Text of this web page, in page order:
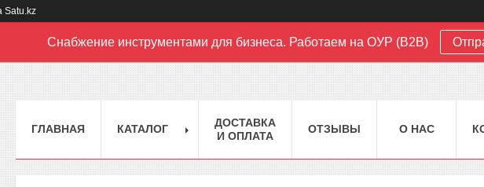
Satu.kz
Снабжение инструментами для бизнеса. Работаем на ОУР (B2B)
ГЛАВНАЯ КАТАЛОГ
ДОСТАВКА
И ОПЛАТА
ОТЗЫВЫ О НАС